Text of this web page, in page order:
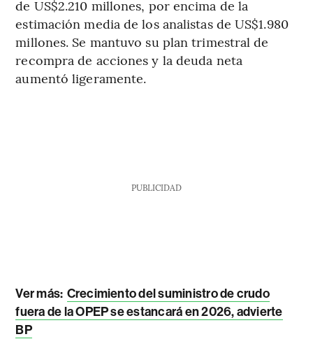
de US$2.210 millones, por encima de la
estimación media de los analistas de US$1.980
millones. Se mantuvo su plan trimestral de
recompra de acciones y la deuda neta
aumentó ligeramente.
PUBLICIDAD
Ver más: Crecimiento del suministro de crudo
fuera de la OPEP se estancará en 2026, advierte
BP